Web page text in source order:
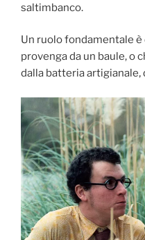
saltimbanco.
Un ruolo fondamentale è
provenga da un baule, o
dalla batteria